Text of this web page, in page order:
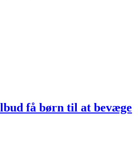
få børn til at bevæge